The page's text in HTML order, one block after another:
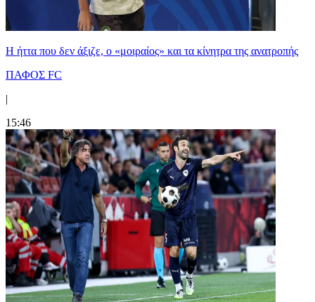
Η ήττα που δεν άξιζε, ο «μοιραίος» και τα κίνητρα της ανατροπής
ΠΑΦΟΣ FC
|
15:46